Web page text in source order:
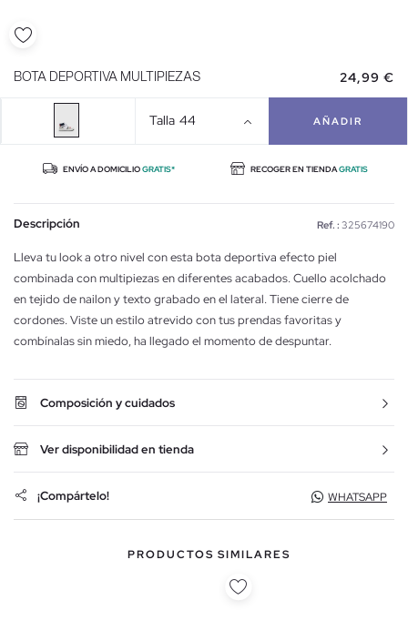
BOTA DEPORTIVA MULTIPIEZAS 24,99 €
Talla 44 AÑADIR
ENVÍO A DOMICILIOGRATIS* RECOGER EN TIENDAGRATIS
Descripción Ref. : 325674190
Lleva tu look a otro nivel con esta bota deportiva efecto piel
combinada con multipiezas en diferentes acabados. Cuello acolchado
en tejido de nailon y texto grabado en el lateral. Tiene cierre de
cordones. Viste un estilo atrevido con tus prendas favoritas y
combínalas sin miedo, ha llegado el momento de despuntar.
Composición y cuidados
Ver disponibilidad en tienda
¡Compártelo! WHATSAPP
PRODUCTOS SIMILARES